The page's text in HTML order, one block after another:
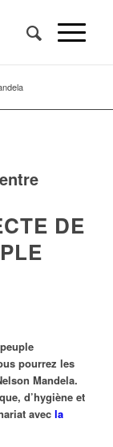
DE
pourrez les
Mandela.
d’hygiène et
avec la